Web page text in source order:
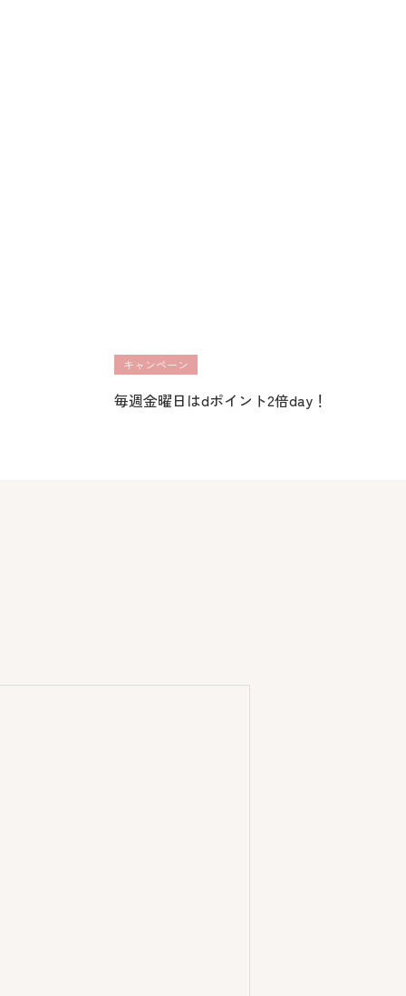
キャンペーン
毎週金曜日はdポイント2倍day！